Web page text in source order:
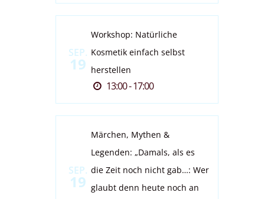
SEP.
19
Workshop: Natürliche
Kosmetik einfach selbst
herstellen
13:00 - 17:00
SEP.
19
Märchen, Mythen &
Legenden: „Damals, als es
die Zeit noch nicht gab…: Wer
glaubt denn heute noch an